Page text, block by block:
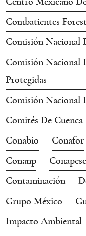
Combatientes
Comisión Nacional
Comisión Nacional
Protegidas
Comisión Nacional
Comités De
Conabio
Conafor
Conanp
Contaminación
Grupo México
Impacto Ambiental